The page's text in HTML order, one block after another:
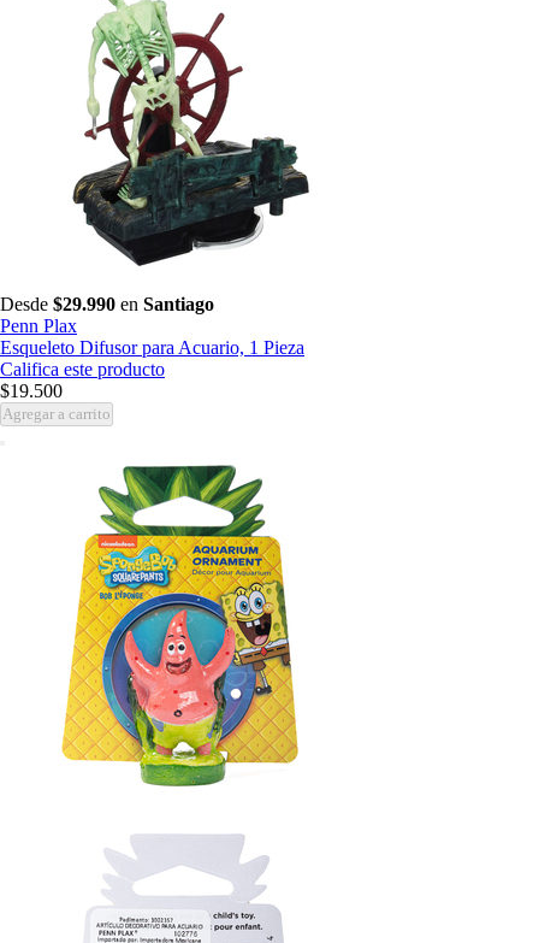
Desde $29.990 en Santiago
Penn Plax
Esqueleto Difusor para Acuario, 1 Pieza
Califica este producto
$19.500
Agregar a carrito